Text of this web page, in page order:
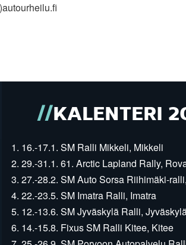
KALENTERI
1. 16.-17.1. SM Ralli Mikkeli, Mikkeli
2. 29.-31.1. 61. Arctic Lapland Rally,
3. 27.-28.2. SM Auto Sorsa Riihimäki-
4. 22.-23.5. SM Imatra Ralli, Imatra
5. 12.-13.6. SM Jyväskylä Ralli,
6. 14.-15.8. Fixus SM Ralli Kitee, Kitee